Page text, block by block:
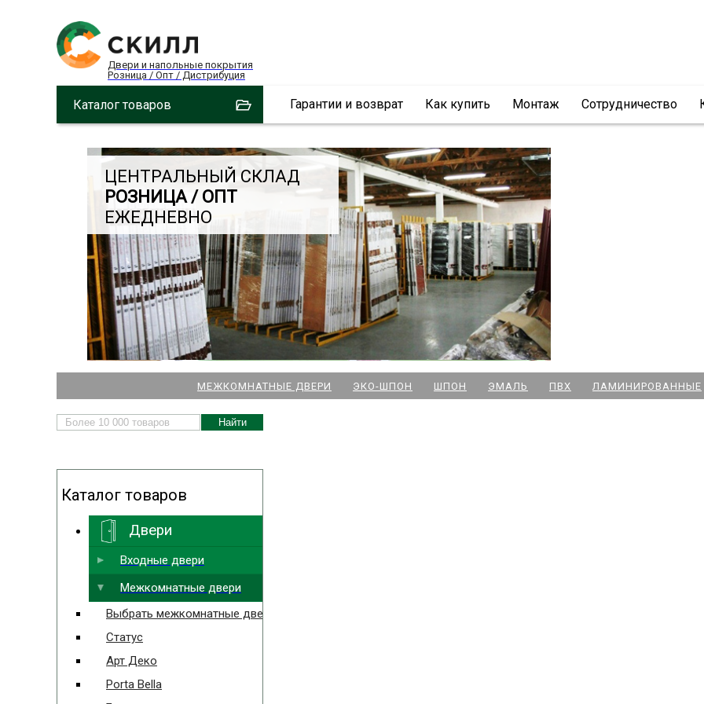
Двери и напольные покрытия
Розница / Опт / Дистрибуция
Каталог товаров Гарантии и возврат Как купить Монтаж Сотрудничество
ЦЕНТРАЛЬНЫЙ СКЛАД
РОЗНИЦА / ОПТ
ЕЖЕДНЕВНО
НАШИ МАГАЗИНЫ
ДВЕРЕЙ И ПАРКЕТА
м. Новочеркасская
м. Парк Победы
Выбрать ближайший
МЕЖКОМНАТНЫЕ ДВЕРИ ЭКО-ШПОН ШПОН ЭМАЛЬ ПВХ ЛАМИНИРОВАННЫЕ
Каталог товаров
Двери
Входные двери
Межкомнатные двери
Выбрать межкомнатные двери
Статус
Арт Деко
Porta Bella